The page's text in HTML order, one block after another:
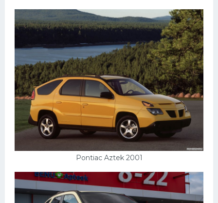
Pontiac Aztek 2001
Ауди
Вольво
БМВ
МАЗ
Сузуки
Мерседес
Лексус
Дэу